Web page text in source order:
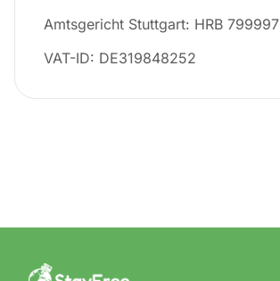
Amtsgericht Stuttgart: HRB 799997
VAT-ID: DE319848252